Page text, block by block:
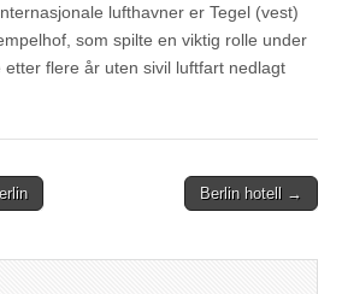
lufthavner er Tegel (vest)
som spilte en viktig rolle under
etter flere år uten sivil luftfart nedlagt
Berlin hotell →